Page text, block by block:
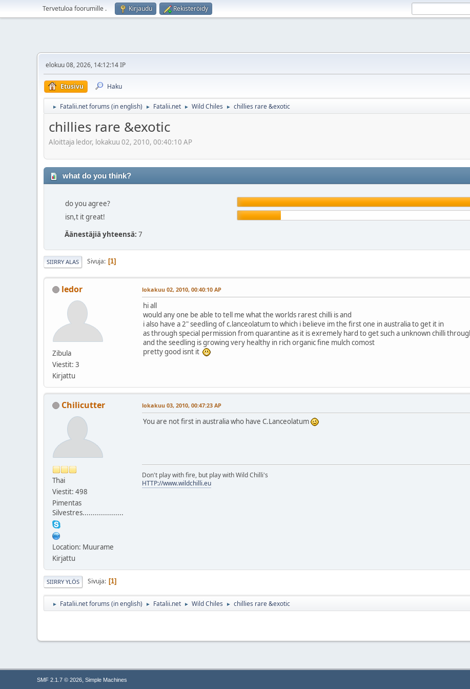
Tervetuloa foorumille . Kirjaudu Rekisteröidy
elokuu 08, 2026, 14:12:14 IP
Etusivu Haku
► Fatalii.net forums (in english) ► Fatalii.net ► Wild Chiles ► chillies rare &exotic
chillies rare &exotic
Aloittaja ledor, lokakuu 02, 2010, 00:40:10 AP
what do you think?
do you agree?
isn,t it great!
Äänestäjiä yhteensä: 7
SIIRRY ALAS Sivuja 1
ledor
Zibula
Viestit: 3
Kirjattu
lokakuu 02, 2010, 00:40:10 AP
hi all
would any one be able to tell me what the worlds rarest chilli is and
i also have a 2" seedling of c.lanceolatum to which i believe im the first one in australia to get it in
as through special permission from quarantine as it is exremely hard to get such a unknown chilli
and the seedling is growing very healthy in rich organic fine mulch comost
pretty good isnt it
Chilicutter
Thai
Viestit: 498
Pimentas
Silvestres....................
Location: Muurame
Kirjattu
lokakuu 03, 2010, 00:47:23 AP
You are not first in australia who have C.Lanceolatum
Don't play with fire, but play with Wild Chilli's
HTTP://www.wildchilli.eu
SIIRRY YLÖS Sivuja 1
► Fatalii.net forums (in english) ► Fatalii.net ► Wild Chiles ► chillies rare &exotic
SMF 2.1.7 © 2026, Simple Machines